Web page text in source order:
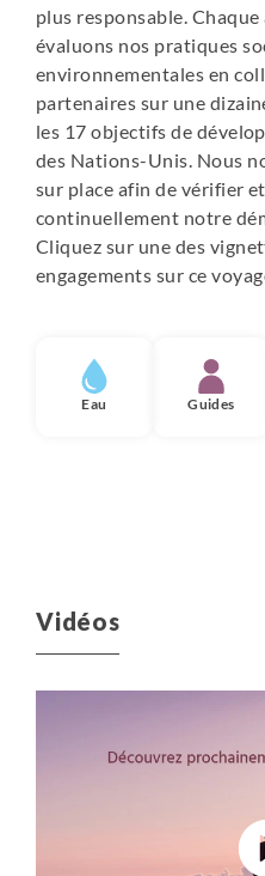
plus responsable.
évaluons nos pratiques
environnementales en
partenaires sur une
les 17 objectifs de
des Nations-Unis. Nous
sur place afin de vérifier
continuellement notre
Cliquez sur une des
engagements sur ce
Eau Guides
Vidéos